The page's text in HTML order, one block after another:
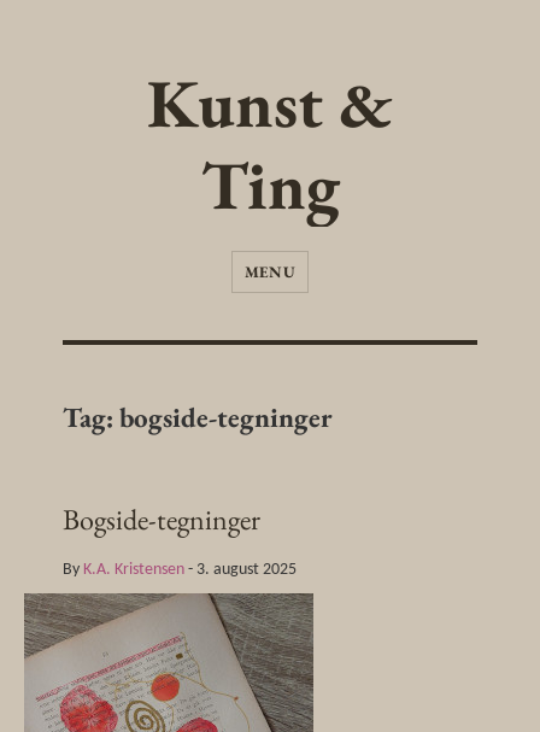
Kunst &
Ting
MENU
Tag: bogside-tegninger
Bogside-tegninger
By K.A. Kristensen- 3. august 2025